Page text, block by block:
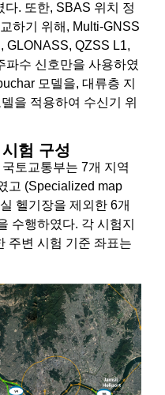
. 또한, SBAS 위치 정
하기 위해, Multi-GNSS
GLONASS, QZSS L1,
수 신호만을 사용하였
모델을, 대류층 지
을 적용하여 수신기 위
험 구성
토교통부는 7개 지역
고 (Specialized map
헬기장을 제외한 6개
수행하였다. 각 시험지
주변 시험 기준 좌표는